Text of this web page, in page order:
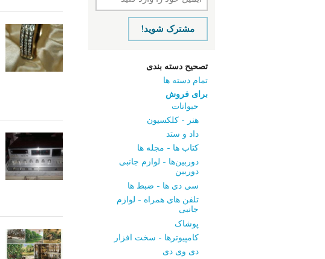
مشترک شوید!
تصحیح دسته بندی
تمام دسته ها
برای فروش
حیوانات
هنر - کلکسیون
داد و ستد
کتاب‌ ها - مجله‌ ها
دوربین‌ها - لوازم جانبی
دوربین
سی ‌دی ‌ها - ضبط‌ ها
تلفن ‌های همراه - لوازم
جانبی
پوشاک
کامپیوترها - سخت ‌افزار
دی ‌وی ‌دی